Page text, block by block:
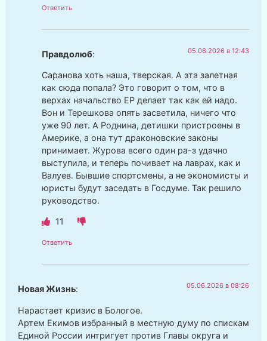
Ответить
Правдолюб: 05.06.2026 в 12:43
Саранова хоть наша, тверская. А эта залетная
как сюда попала? Это говорит о том, что в
верхах начальство ЕР делает так как ей надо.
Вон и Терешкова опять засветила, ничего что
уже 90 лет. А Роднина, детишки пристроены в
Америке, а она тут драконовские законы
принимает. Журова всего один ра-з удачно
выступила, и теперь почивает на лаврах, как и
Валуев. Бывшие спортсмены, а не экономисты и
юристы будут заседать в Госдуме. Так решило
руководство.
11
Ответить
Новая Жизнь: 05.06.2026 в 08:26
Нарастает кризис в Бологое.
Артем Екимов избранный в местную думу по спискам
Единой России интригует против Главы округа и